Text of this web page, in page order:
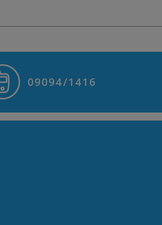
09094/1416